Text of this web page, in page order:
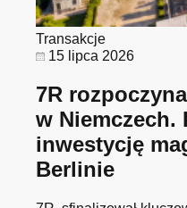
Transakcje
15 lipca 2026
7R
w Niemczech.
inwestycję
Berlinie